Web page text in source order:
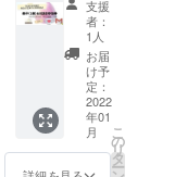
いける
ように
なるた
めに、
「今」
できる
ことを
考える
めに、
今、私
たちに
できる
ことは
何か、
大切に
したい
ことは
冊お届
けする
他、お
話会～
これか
らの子
育てを
考えよ
う～へ
して生
きてい
くため
のQ&A
＞冊子
（https:
//wm-
salon.c
om/wp/
wp-
支援
者：
1人
お届
け予
定：
2022
年01
月
こ
の
リ
タ
ー